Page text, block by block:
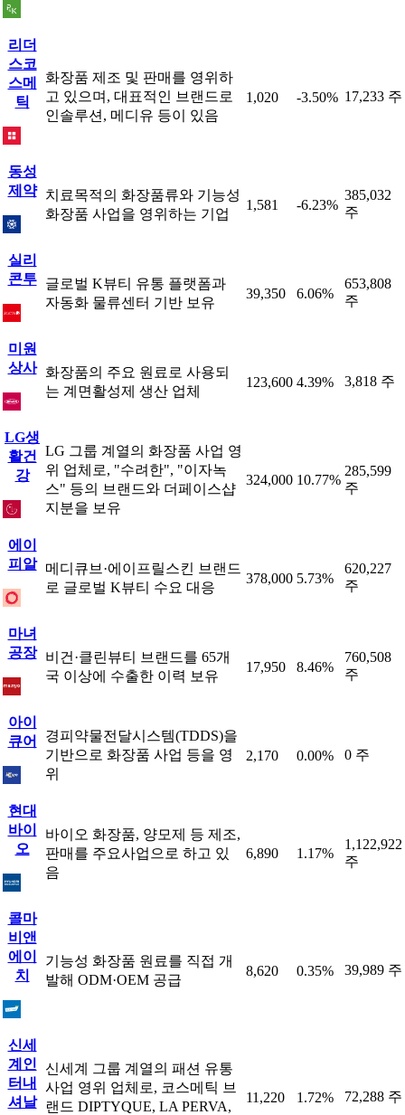
리더
스코
스메
틱
화장품 제조 및 판매를 영위하
고 있으며, 대표적인 브랜드로
인솔루션, 메디유 등이 있음
1,020 -3.50% 17,233 주
동성
제약
치료목적의 화장품류와 기능성
화장품 사업을 영위하는 기업
1,581 -6.23%
385,032
주
실리
콘투
글로벌 K뷰티 유통 플랫폼과
자동화 물류센터 기반 보유
39,350 6.06%
653,808
주
미원
상사
화장품의 주요 원료로 사용되
는 계면활성제 생산 업체
123,600 4.39% 3,818 주
LG생
활건
강
LG 그룹 계열의 화장품 사업 영
위 업체로, "수려한", "이자녹
스" 등의 브랜드와 더페이스샵
지분을 보유
324,000 10.77%
285,599
주
에이
피알
메디큐브·에이프릴스킨 브랜드
로 글로벌 K뷰티 수요 대응
378,000 5.73%
620,227
주
마녀
공장
비건·클린뷰티 브랜드를 65개
국 이상에 수출한 이력 보유
17,950 8.46%
760,508
주
아이
큐어
경피약물전달시스템(TDDS)을
기반으로 화장품 사업 등을 영
위
2,170 0.00% 0 주
현대
바이
오
바이오 화장품, 양모제 등 제조,
판매를 주요사업으로 하고 있
음
6,890 1.17%
1,122,922
주
콜마
비앤
에이
치
기능성 화장품 원료를 직접 개
발해 ODM·OEM 공급
8,620 0.35% 39,989 주
신세
계인
터내
셔날
신세계 그룹 계열의 패션 유통
사업 영위 업체로, 코스메틱 브
랜드 DIPTYQUE, LA PERVA,
11,220 1.72% 72,288 주